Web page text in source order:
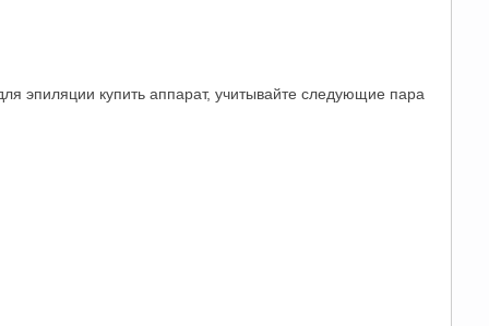
эпиляции купить аппарат, учитывайте следующие пара